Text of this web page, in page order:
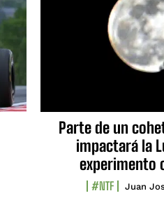
Parte de un
impactará la
experimento
#NTF Juan